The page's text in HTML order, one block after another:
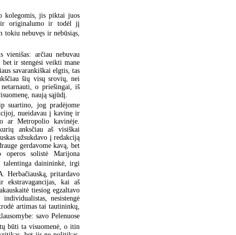
kolegomis, jis piktai juos
ir originalumo ir todėl jį
tokiu nebuvęs ir nebūsiąs,
arčiau nebuvau
bet ir stengėsi veikti mane
savarankiškai elgtis, tas
šių visų srovių, nei
o priešingai, iš
naują sąjūdį.
suartino, jog pradėjome
nueidavau į kavinę ir
ar Metropolio kavinėje.
anksčiau aš visiškai
užsukdavo į redakciją
gerdavome kavą, bet
operos solistė Marijona
talentinga dainininkė, irgi
Herbačiauską, pritardavo
kai aš
tiesiog egzaltavo
nesistengė
artimas tai tautininkų,
savo Pelenuose
būti ta visuomenė, o itin